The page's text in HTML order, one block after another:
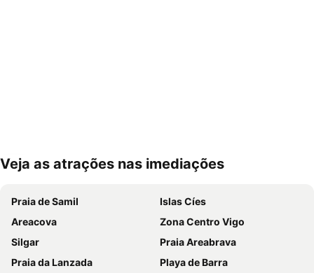
Ampliar mapa
Veja as atrações nas imediações
Praia de Samil
Islas Cíes
Areacova
Zona Centro Vigo
Silgar
Praia Areabrava
Praia da Lanzada
Playa de Barra